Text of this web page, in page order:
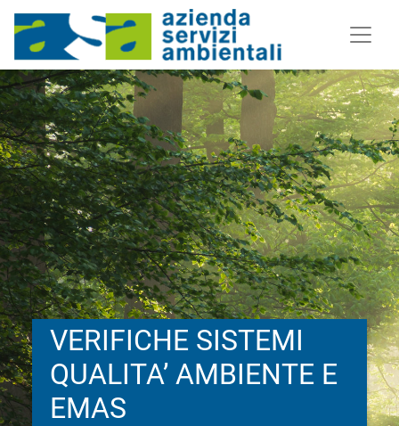
VERIFICHE SISTEMI
QUALITA’ AMBIENTE E
EMAS